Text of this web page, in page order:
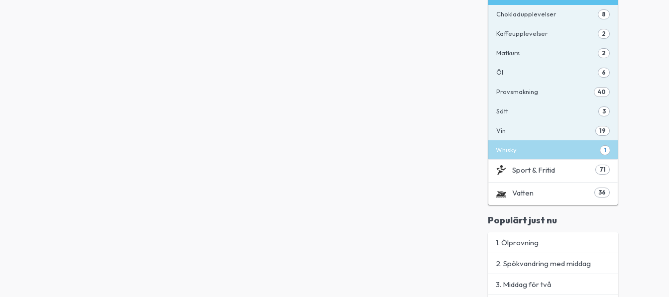
Chokladupplevelser 8
Kaffeupplevelser 2
Matkurs 2
Öl 6
Provsmakning 40
Sött 3
Vin 19
Whisky 1
Sport & Fritid 71
Vatten 36
Populärt just nu
1. Ölprovning
2. Spökvandring med middag
3. Middag för två